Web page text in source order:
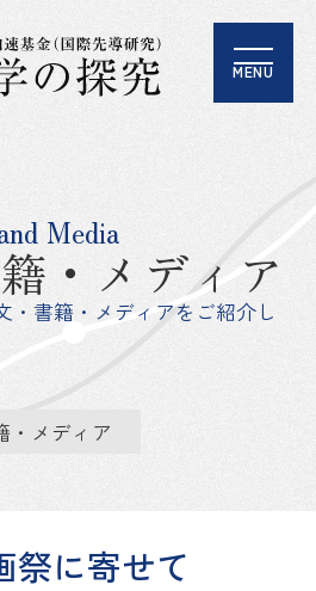
MENU
・メディア
Media
・書籍・メディアをご紹介し
・メディア
祭に寄せて